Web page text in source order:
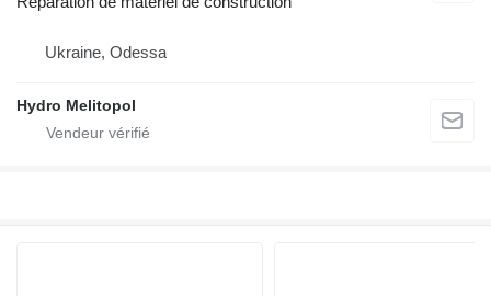
Ukraine, Odessa
Hydro Melitopol